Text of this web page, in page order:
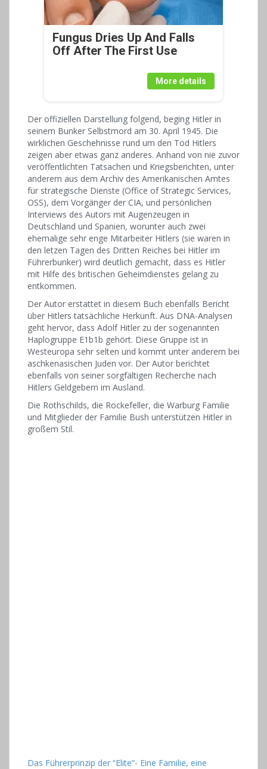
Fungus Dries Up And Falls
Off After The First Use
More details
Der offiziellen Darstellung folgend, beging Hitler in
seinem Bunker Selbstmord am 30. April 1945. Die
wirklichen Geschehnisse rund um den Tod Hitlers
zeigen aber etwas ganz anderes. Anhand von nie zuvor
veröffentlichten Tatsachen und Kriegsberichten, unter
anderem aus dem Archiv des Amerikanischen Amtes
für strategische Dienste (Office of Strategic Services,
OSS), dem Vorgänger der CIA, und persönlichen
Interviews des Autors mit Augenzeugen in
Deutschland und Spanien, worunter auch zwei
ehemalige sehr enge Mitarbeiter Hitlers (sie waren in
den letzen Tagen des Dritten Reiches bei Hitler im
Führerbunker) wird deutlich gemacht, dass es Hitler
mit Hilfe des britischen Geheimdienstes gelang zu
entkommen.
Der Autor erstattet in diesem Buch ebenfalls Bericht
über Hitlers tatsächliche Herkunft. Aus DNA-Analysen
geht hervor, dass Adolf Hitler zu der sogenannten
Haplogruppe E1b1b gehört. Diese Gruppe ist in
Westeuropa sehr selten und kommt unter anderem bei
aschkenasischen Juden vor. Der Autor berichtet
ebenfalls von seiner sorgfältigen Recherche nach
Hitlers Geldgebern im Ausland.
Die Rothschilds, die Rockefeller, die Warburg Familie
und Mitglieder der Familie Bush unterstützen Hitler in
großem Stil.
Das Führerprinzip der “Elite”- Eine Familie, eine